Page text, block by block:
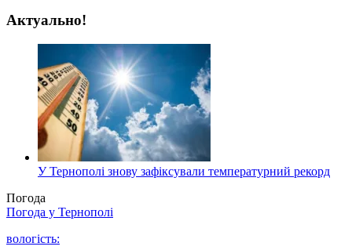
Актуально!
У Тернополі знову зафіксували температурний рекорд
Погода
Погода у Тернополі
вологість: